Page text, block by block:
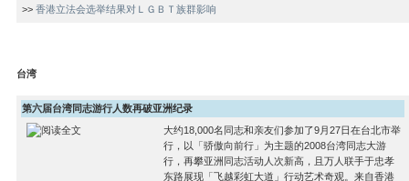
>> 香港立法会选举结果对ＬＧＢＴ族群影响
台湾
第六届台湾同志游行人数再破亚洲纪录
大约18,000名同志和亲友们参加了9月27日在台北市举
行，以「骄傲向前行」为主题的2008台湾同志大游
行，再攀亚洲同志活动人次新高，且万人联手于忠孝
东路展现「飞越彩虹大道」行动艺术奇观。来自香港